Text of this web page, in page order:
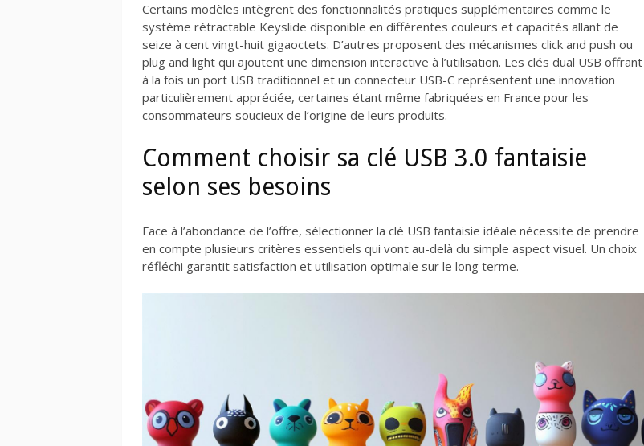
Certains modèles intègrent des fonctionnalités pratiques supplémentaires comme le
système rétractable Keyslide disponible en différentes couleurs et capacités allant de
seize à cent vingt-huit gigaoctets. D’autres proposent des mécanismes click and push ou
plug and light qui ajoutent une dimension interactive à l’utilisation. Les clés dual USB offrant
à la fois un port USB traditionnel et un connecteur USB-C représentent une innovation
particulièrement appréciée, certaines étant même fabriquées en France pour les
consommateurs soucieux de l’origine de leurs produits.
Comment choisir sa clé USB 3.0 fantaisie
selon ses besoins
Face à l’abondance de l’offre, sélectionner la clé USB fantaisie idéale nécessite de prendre
en compte plusieurs critères essentiels qui vont au-delà du simple aspect visuel. Un choix
réfléchi garantit satisfaction et utilisation optimale sur le long terme.